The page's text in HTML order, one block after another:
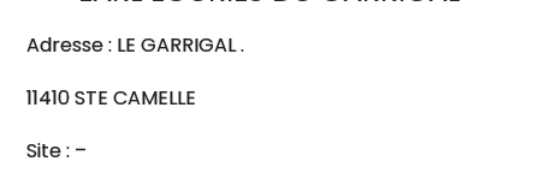
Adresse : LE GARRIGAL .
11410 STE CAMELLE
Site : –